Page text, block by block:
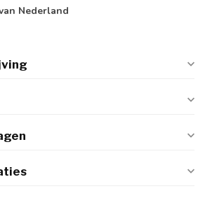
Nederland